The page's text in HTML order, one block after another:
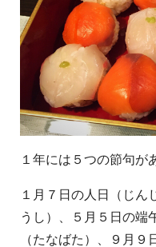
１年には５つの節句が
１月７日の人日（じん
うし）、５月５日の端
（たなばた）、９月９